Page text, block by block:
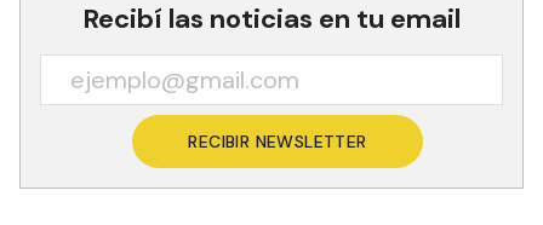
Recibí las noticias en tu email
RECIBIR NEWSLETTER